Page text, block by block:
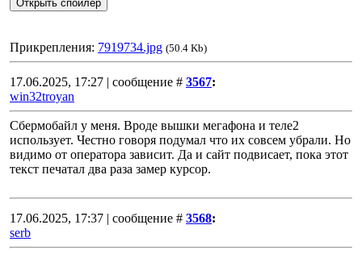
Прикрепления: 7919734.jpg (50.4 Kb)
17.06.2025, 17:27 | сообщение # 3567:
win32troyan
Сбермобайл у меня. Вроде вышки мегафона и теле2
использует. Честно говоря подумал что их совсем убрали. Но
видимо от оператора зависит. Да и сайт подвисает, пока этот
текст печатал два раза замер курсор.
17.06.2025, 17:37 | сообщение # 3568:
serb